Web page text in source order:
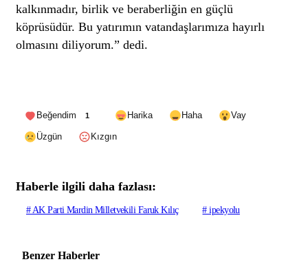
kalkınmadır, birlik ve beraberliğin en güçlü
köprüsüdür. Bu yatırımın vatandaşlarımıza hayırlı
olmasını diliyorum.” dedi.
Beğendim 1 Harika Haha Vay
Üzgün Kızgın
Haberle ilgili daha fazlası:
# AK Parti Mardin Milletvekili Faruk Kılıç # ipekyolu
Benzer Haberler